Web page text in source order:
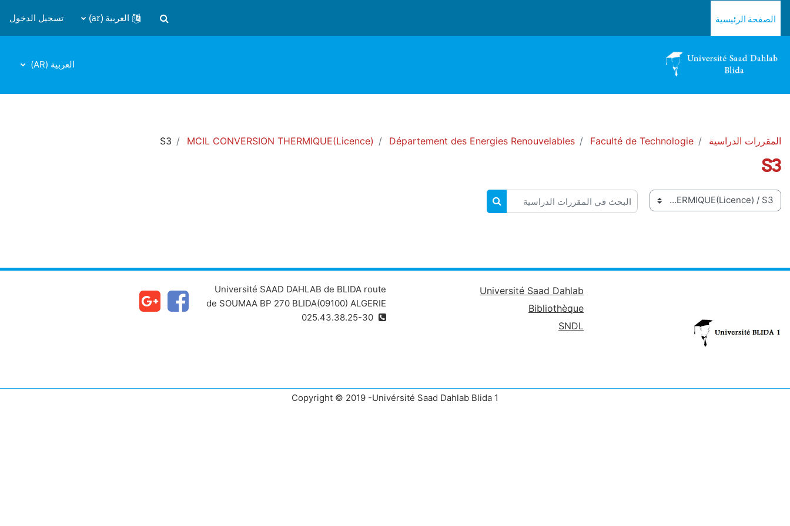
الصفحة الرئيسية
تبديل إدخال البحث
العربية ‎(ar)‎ تسجيل الدخول
العربية ‎(AR)‎
المقررات الدراسية Faculté de Technologie
Département des Energies Renouvelables
MCIL CONVERSION THERMIQUE(Licence)
S3
S3
المقررات
البحث في المقررات الدراسية
البحث في المقررات الدراسية
Université Saad Dahlab
Bibliothèque
SNDL
Université SAAD DAHLAB de BLIDA route
de SOUMAA BP 270 BLIDA(09100) ALGERIE
Copyright © 2019 -Univérsité Saad Dahlab Blida 1